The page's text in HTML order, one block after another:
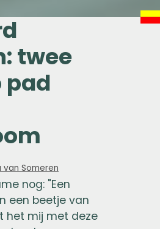
twee
pad
van Someren
nog: "Een
een beetje van
het mij met deze